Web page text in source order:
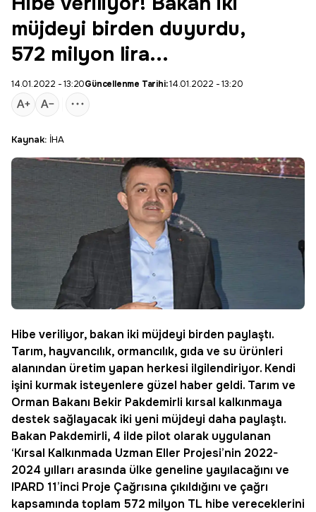
müjdeyi birden duyurdu,
572 milyon lira...
14.01.2022 - 13:20Güncellenme Tarihi:14.01.2022 - 13:20
Kaynak: İHA
Hibe veriliyor, bakan iki müjdeyi birden paylaştı.
Tarım, hayvancılık, ormancılık, gıda ve su ürünleri
alanından üretim yapan herkesi ilgilendiriyor. Kendi
işini kurmak isteyenlere güzel haber geldi. Tarım ve
Orman Bakanı Bekir Pakdemirli kırsal kalkınmaya
destek sağlayacak iki yeni müjdeyi daha paylaştı.
Bakan Pakdemirli, 4 ilde pilot olarak uygulanan
‘Kırsal Kalkınmada Uzman Eller Projesi’nin 2022-
2024 yılları arasında ülke geneline yayılacağını ve
IPARD 11’inci Proje Çağrısına çıkıldığını ve çağrı
kapsamında toplam 572 milyon TL hibe vereceklerini